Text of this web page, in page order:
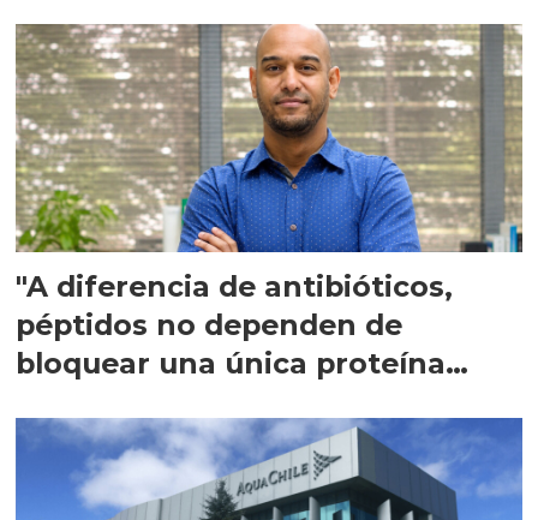
"A diferencia de antibióticos,
péptidos no dependen de
bloquear una única proteína